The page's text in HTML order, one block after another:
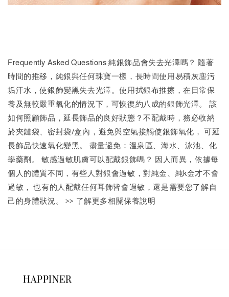
Frequently Asked Questions 純銀飾品會失去光澤嗎？ 隨著
時間的推移，純銀與任何珠寶一樣，長時間使用易積灰塵污
垢汗水，使銀飾變黑失去光澤。使用拭銀布推擦，在日常保
養及無較嚴重氧化的情況下，可恢復約八成的銀飾光澤。 該
如何照顧飾品，延長飾品的良好狀態？不配戴時，務必收納
於夾鏈袋、密封袋/盒內，避免與空氣接觸使銀飾氧化， 可延
長飾品快速氧化變黑。 盡量避免：溫泉區、海水、泳池、化
學藥劑。 敏感過敏肌膚可以配戴銀飾嗎？ 因人而異，依據每
個人的體質不同，有些人對銀會過敏，對純金、純k金才不會
過敏， 也有的人配戴任何耳飾皆會過敏，還是需要您了解自
己的身體狀況。 >> 了解更多相關保養說明
HAPPINER